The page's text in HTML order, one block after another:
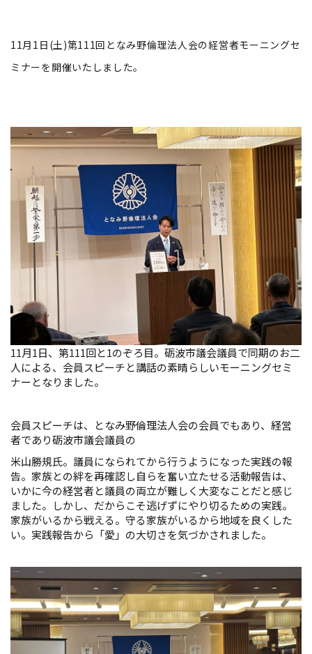
11月1日(土)第111回となみ野倫理法人会の経営者モーニングセ
ミナーを開催いたしました。
11月1日、第111回と1のぞろ目。砺波市議会議員で同期のお二
人による、会員スピーチと講話の素晴らしいモーニングセミ
ナーとなりました。
会員スピーチは、となみ野倫理法人会の会員でもあり、経営
者であり砺波市議会議員の
米山勝規氏。議員になられてから行うようになった実践の報
告。家族との絆を再確認し自らを奮い立たせる活動報告は、
いかに今の経営者と議員の両立が難しく大変なことだと感じ
ました。しかし、だからこそ逃げずにやり切るための実践。
家族がいるから戦える。守る家族がいるから地域を良くした
い。実践報告から「愛」の大切さを気づかされました。